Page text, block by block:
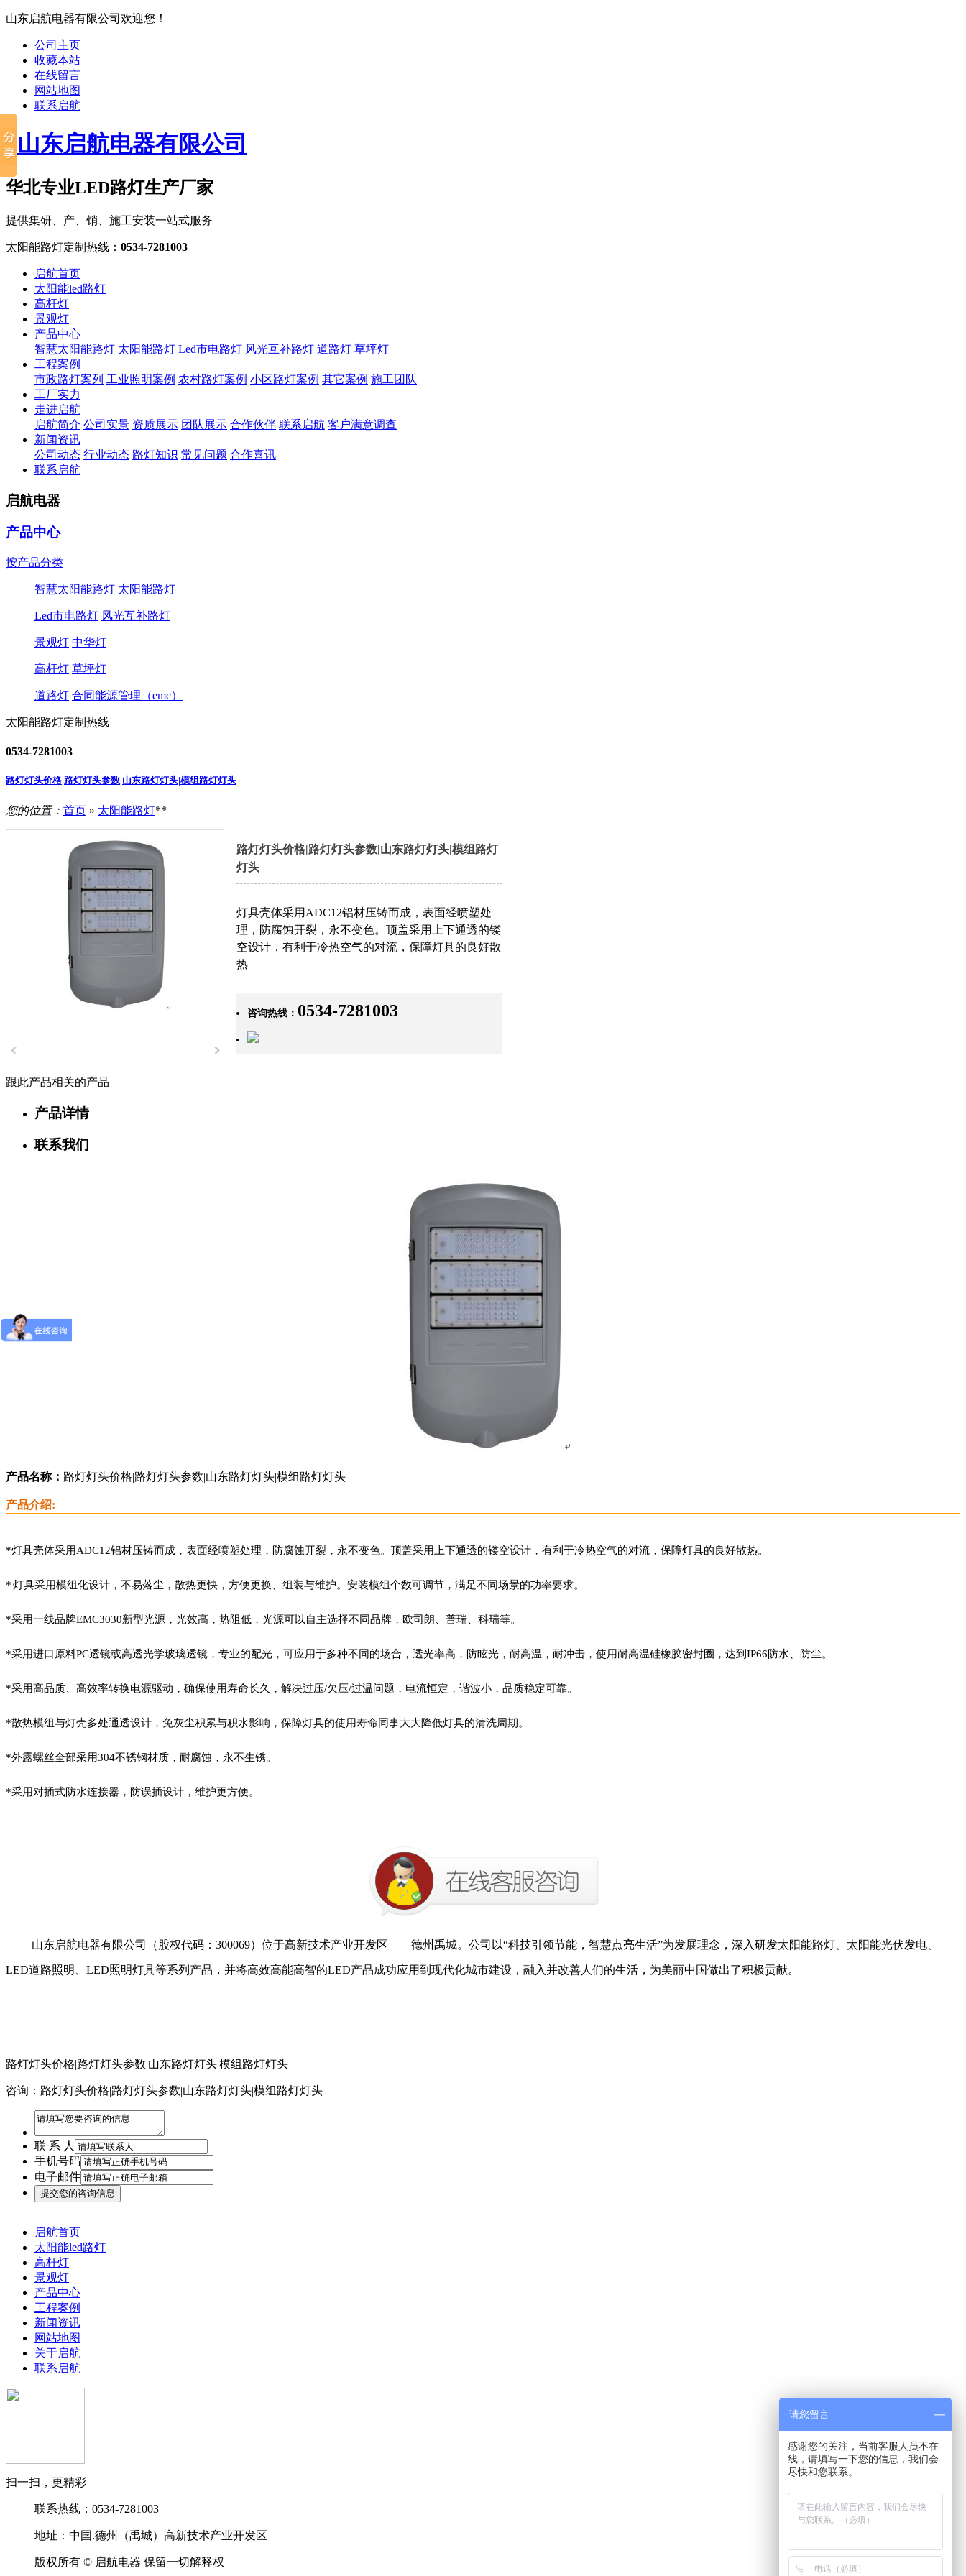
山东启航电器有限公司欢迎您！
公司主页
收藏本站
在线留言
网站地图
联系启航
华北专业LED路灯生产厂家
提供集研、产、销、施工安装一站式服务
太阳能路灯定制热线： 0534-7281003
启航首页
太阳能led路灯
高杆灯
景观灯
产品中心
智慧太阳能路灯 太阳能路灯 Led市电路灯 风光互补路灯 道路灯 草坪灯
工程案例
市政路灯案列 工业照明案例 农村路灯案例 小区路灯案例 其它案例 施工团队
工厂实力
走进启航
启航简介 公司实景 资质展示 团队展示 合作伙伴 联系启航 客户满意调查
新闻资讯
公司动态 行业动态 路灯知识 常见问题 合作喜讯
联系启航
启航电器
产品中心
按产品分类
智慧太阳能路灯 太阳能路灯
Led市电路灯 风光互补路灯
景观灯 中华灯
高杆灯 草坪灯
道路灯 合同能源管理（emc）
太阳能路灯定制热线
0534-7281003
路灯灯头价格|路灯灯头参数|山东路灯灯头|模组路灯灯头
您的位置： 首页 » 太阳能路灯**
路灯灯头价格|路灯灯头参数|山东路灯灯头|模组路灯
灯头
灯具壳体采用ADC12铝材压铸而成，表面经喷塑处
理，防腐蚀开裂，永不变色。顶盖采用上下通透的镂
空设计，有利于冷热空气的对流，保障灯具的良好散
热
咨询热线： 0534-7281003
跟此产品相关的产品
产品详情
联系我们
产品名称： 路灯灯头价格|路灯灯头参数|山东路灯灯头|模组路灯灯头
产品介绍:
*灯具壳体采用ADC12铝材压铸而成，表面经喷塑处理，防腐蚀开裂，永不变色。顶盖采用上下通透的镂空设计，有利于冷热空气的对流，保障灯具的良好散热。
*灯具采用模组化设计，不易落尘，散热更快，方便更换、组装与维护。安装模组个数可调节，满足不同场景的功率要求。
*采用一线品牌EMC3030新型光源，光效高，热阻低，光源可以自主选择不同品牌，欧司朗、普瑞、科瑞等。
*采用进口原料PC透镜或高透光学玻璃透镜，专业的配光，可应用于多种不同的场合，透光率高，防眩光，耐高温，耐冲击，使用耐高温硅橡胶密封圈，达到 IP66防水、防尘。
*采用高品质、高效率转换电源驱动，确保使用寿命长久，解决过压/欠压/过温问题，电流恒定，谐波小，品质稳定可靠。
*散热模组与灯壳多处通透设计，免灰尘积累与积水影响，保障灯具的使用寿命同事大大降低灯具的清洗周期。
*外露螺丝全部采用304不锈钢材质，耐腐蚀，永不生锈。
*采用对插式防水连接器，防误插设计，维护更方便。
山东启航电器有限公司（股权代码： 300069）位于高新技术产业开发区——德州禹城。公司以“科技引领节能，智慧点亮生活”为发展理念，深入研发太阳能路灯、太阳能光伏发电、
LED道路照明、LED照明灯具等系列产品，并将高效高能高智的LED产品成功应用到现代化城市建设，融入并改善人们的生活，为美丽中国做出了积极贡献。
路灯灯头价格|路灯灯头参数|山东路灯灯头|模组路灯灯头
咨询：路灯灯头价格|路灯灯头参数|山东路灯灯头|模组路灯灯头
联 系 人
手机号码
电子邮件
启航首页
太阳能led路灯
高杆灯
景观灯
产品中心
工程案例
新闻资讯
网站地图
关于启航
联系启航
扫一扫，更精彩
联系热线：0534-7281003
地址：中国.德州（禹城）高新技术产业开发区
版权所有 © 启航电器 保留一切解释权
请您留言
感谢您的关注，当前客服人员不在
线，请填写一下您的信息，我们会
尽快和您联系。